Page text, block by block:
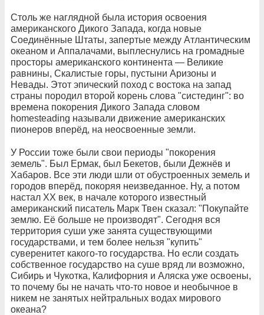
Столь же наглядной была история освоения
американского Дикого Запада, когда новые
Соединённые Штаты, запертые между Атлантическим
океаном и Аппалачами, выплеснулись на громадные
просторы американского континента — Великие
равнины, Скалистые горы, пустыни Аризоны и
Невады. Этот эпический поход с востока на запад
страны породил второй корень слова "систединг": во
времена покорения Дикого Запада словом
homesteading называли движение американских
пионеров вперёд, на неосвоенные земли.
У России тоже были свои периоды "покорения
земель". Был Ермак, был Бекетов, были Дежнёв и
Хабаров. Все эти люди шли от обустроенных земель и
городов вперёд, покоряя неизведанное. Ну, а потом
настал ХХ век, в начале которого известный
американский писатель Марк Твен сказал: "Покупайте
землю. Её больше не производят". Сегодня вся
территория суши уже занята существующими
государствами, и тем более нельзя "купить"
суверенитет какого-то государства. Но если создать
собственное государство на суше вряд ли возможно,
Сибирь и Чукотка, Калифорния и Аляска уже освоены,
то почему бы не начать что-то новое и необычное в
никем не занятых нейтральных водах мирового
океана?